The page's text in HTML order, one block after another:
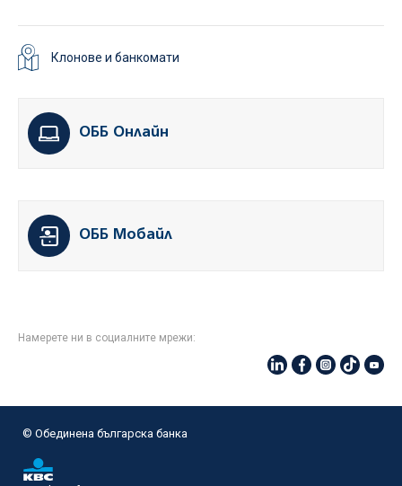
Клонове и банкомати
ОББ Онлайн
ОББ Мобайл
Намерете ни в социалните мрежи:
© Oбединена българска банка